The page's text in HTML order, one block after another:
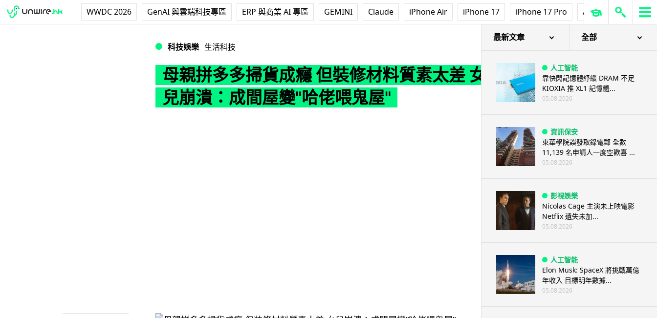
WWDC 2026 GenAI 與雲端科技專區 ERP 與商業 AI 專區 GEMINI Claude iPhone Air iPhone 17 iPhone 17 Pro AirPods Pro 3
科技娛樂 生活科技
母親拼多多掃貨成癮 但裝修材料質素太差 女
兒崩潰：成間屋變"哈佬喂鬼屋"
最新文章 全部
人工智能
靠快閃記憶體紓緩 DRAM 不足
KIOXIA 推 XL1 記憶體...
05.08.2026
資訊保安
東華學院誤發取錄電郵 全數
11,139 名申請人一度空歡喜 ...
05.08.2026
影視娛樂
Nicolas Cage 主演未上映電影
Netflix 遺失未加...
05.08.2026
人工智能
Elon Musk: SpaceX 將挑戰萬億
年收入 目標明年數據...
05.08.2026